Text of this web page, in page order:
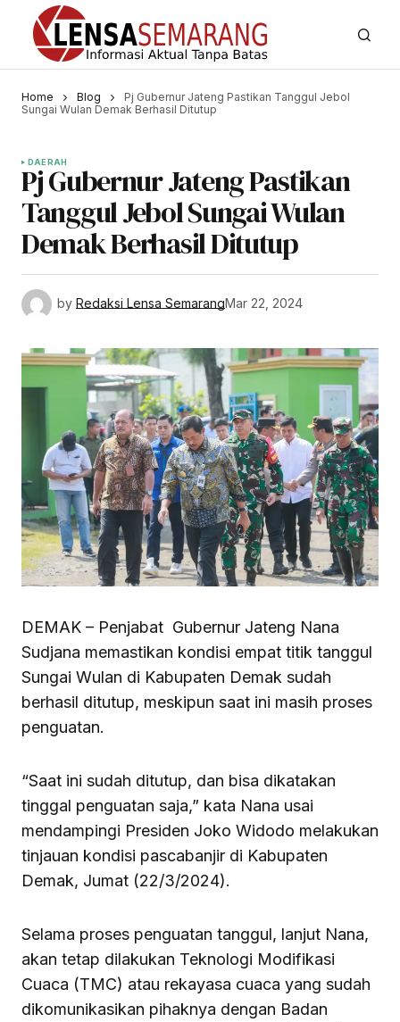
Home Blog
Pj Gubernur Jateng Pastikan Tanggul Jebol
Sungai Wulan Demak Berhasil Ditutup
DAERAH
Pj Gubernur Jateng Pastikan
Tanggul Jebol Sungai Wulan
Demak Berhasil Ditutup
by Redaksi Lensa SemarangMar 22, 2024
DEMAK – Penjabat Gubernur Jateng Nana
Sudjana memastikan kondisi empat titik tanggul
Sungai Wulan di Kabupaten Demak sudah
berhasil ditutup, meskipun saat ini masih proses
penguatan.
“Saat ini sudah ditutup, dan bisa dikatakan
tinggal penguatan saja,” kata Nana usai
mendampingi Presiden Joko Widodo melakukan
tinjauan kondisi pascabanjir di Kabupaten
Demak, Jumat (22/3/2024).
Selama proses penguatan tanggul, lanjut Nana,
akan tetap dilakukan Teknologi Modifikasi
Cuaca (TMC) atau rekayasa cuaca yang sudah
dikomunikasikan pihaknya dengan Badan